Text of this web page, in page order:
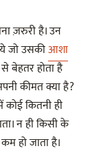
ज़रुरी है। उन
जो उसकीआशा
बेहतर होता है
कीमत क्या है?
कितनी ही
न ही किसी के
हो जाता है।